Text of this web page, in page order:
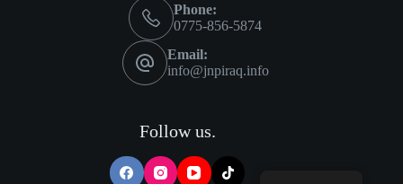
Phone:
0775-856-5874
Email:
info@jnpiraq.info
Follow us.